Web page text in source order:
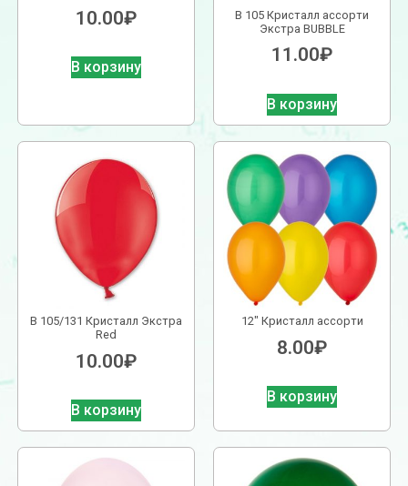
10.00₽
В корзину
В 105 Кристалл ассорти
Экстра BUBBLE
11.00₽
В корзину
В 105/131 Кристалл Экстра
Red
10.00₽
В корзину
12″ Кристалл ассорти
8.00₽
В корзину